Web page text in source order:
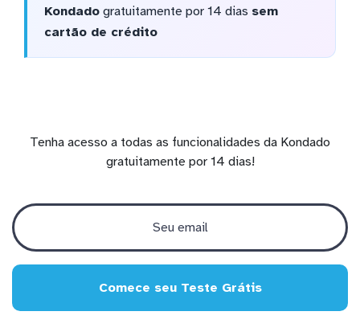
Kondadogratuitamente por 14 dias sem
cartão de crédito
Tenha acesso a todas as funcionalidades da Kondado
gratuitamente por 14 dias!
Comece seu Teste Grátis